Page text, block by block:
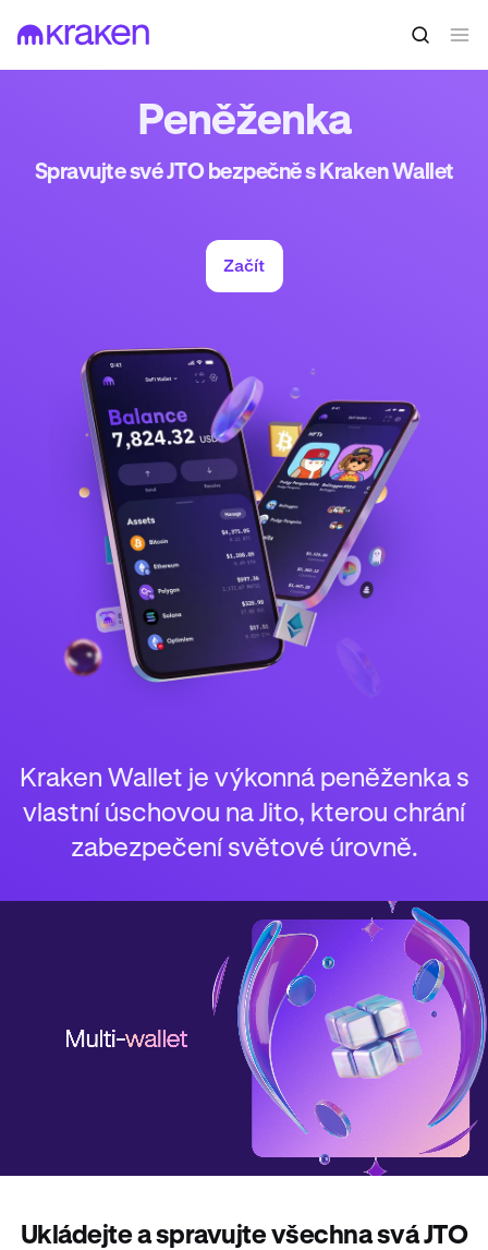
Peněženka
Spravujte své JTO bezpečně s Kraken Wallet
Začít
Kraken Wallet je výkonná peněženka s
vlastní úschovou na Jito, kterou chrání
zabezpečení světové úrovně.
Ukládejte a spravujte všechna svá JTO